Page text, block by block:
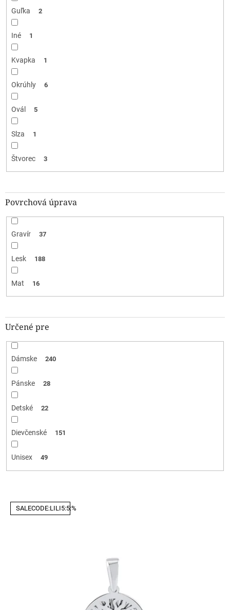
Guľka 2
Iné 1
Kvapka 1
Okrúhly 6
Ovál 5
Slza 1
Štvorec 3
Povrchová úprava
Gravír 37
Lesk 188
Mat 16
Určené pre
Dámske 240
Pánske 28
Detské 22
Dievčenské 151
Unisex 49
V SALECODE:LILI5:5:%